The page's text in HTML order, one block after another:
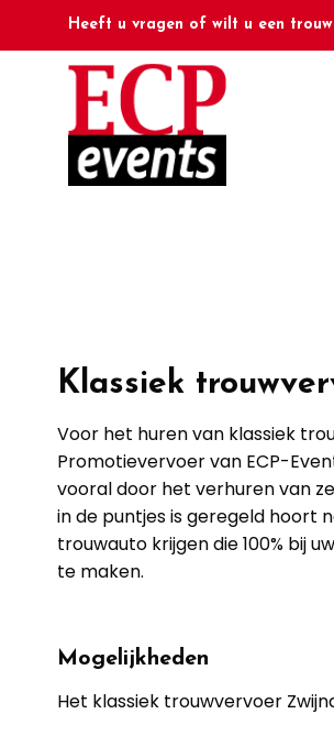
Heeft u vragen of wilt u een
Klassiek
Voor het huren van klassiek
Promotievervoer van ECP-
vooral door het verhuren van
in de puntjes is geregeld hoort
trouwauto krijgen die 100% bij
te maken.
Mogelijkheden
Het klassiek trouwvervoer